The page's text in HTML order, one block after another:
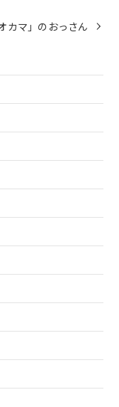
カマ」のおっさん